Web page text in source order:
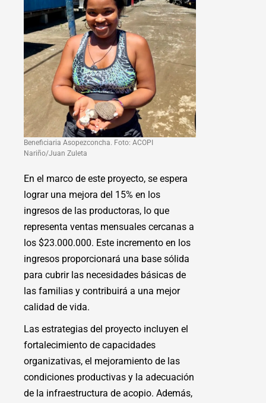
Beneficiaria Asopezconcha. Foto: ACOPI
Nariño/Juan Zuleta
En el marco de este proyecto, se espera
lograr una mejora del 15% en los
ingresos de las productoras, lo que
representa ventas mensuales cercanas a
los $23.000.000. Este incremento en los
ingresos proporcionará una base sólida
para cubrir las necesidades básicas de
las familias y contribuirá a una mejor
calidad de vida.
Las estrategias del proyecto incluyen el
fortalecimiento de capacidades
organizativas, el mejoramiento de las
condiciones productivas y la adecuación
de la infraestructura de acopio. Además,